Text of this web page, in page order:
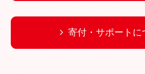
寄付・サポートに